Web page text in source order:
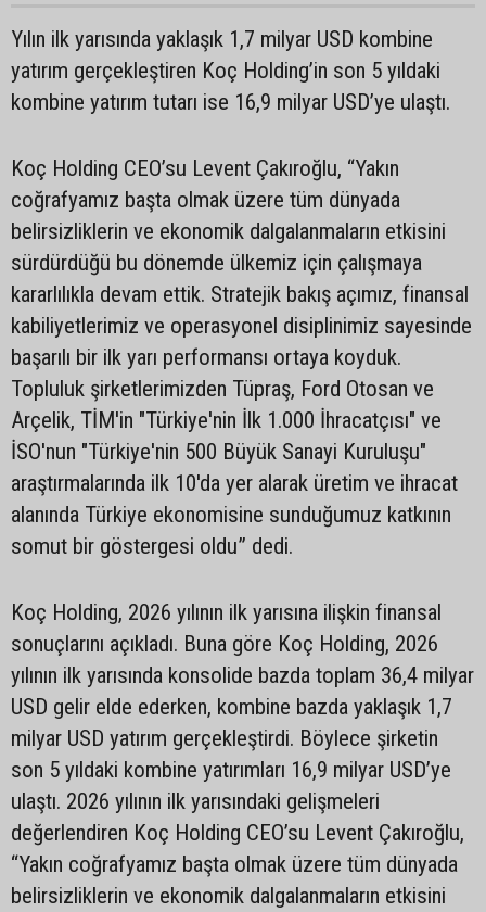
Yılın ilk yarısında yaklaşık 1,7 milyar USD kombine
yatırım gerçekleştiren Koç Holding’in son 5 yıldaki
kombine yatırım tutarı ise 16,9 milyar USD’ye ulaştı.
Koç Holding CEO’su Levent Çakıroğlu, “Yakın
coğrafyamız başta olmak üzere tüm dünyada
belirsizliklerin ve ekonomik dalgalanmaların etkisini
sürdürdüğü bu dönemde ülkemiz için çalışmaya
kararlılıkla devam ettik. Stratejik bakış açımız, finansal
kabiliyetlerimiz ve operasyonel disiplinimiz sayesinde
başarılı bir ilk yarı performansı ortaya koyduk.
Topluluk şirketlerimizden Tüpraş, Ford Otosan ve
Arçelik, TİM'in "Türkiye'nin İlk 1.000 İhracatçısı" ve
İSO'nun "Türkiye'nin 500 Büyük Sanayi Kuruluşu"
araştırmalarında ilk 10'da yer alarak üretim ve ihracat
alanında Türkiye ekonomisine sunduğumuz katkının
somut bir göstergesi oldu” dedi.
Koç Holding, 2026 yılının ilk yarısına ilişkin finansal
sonuçlarını açıkladı. Buna göre Koç Holding, 2026
yılının ilk yarısında konsolide bazda toplam 36,4 milyar
USD gelir elde ederken, kombine bazda yaklaşık 1,7
milyar USD yatırım gerçekleştirdi. Böylece şirketin
son 5 yıldaki kombine yatırımları 16,9 milyar USD’ye
ulaştı. 2026 yılının ilk yarısındaki gelişmeleri
değerlendiren Koç Holding CEO’su Levent Çakıroğlu,
“Yakın coğrafyamız başta olmak üzere tüm dünyada
belirsizliklerin ve ekonomik dalgalanmaların etkisini